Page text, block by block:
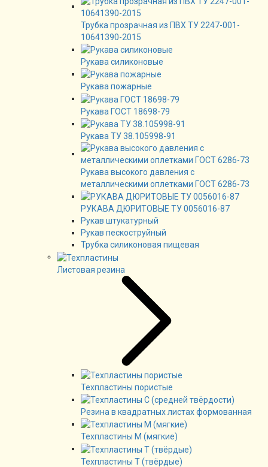
Трубка прозрачная из ПВХ ТУ 2247-001-
10641390-2015
Рукава силиконовые
Рукава пожарные
Рукава ГОСТ 18698-79
Рукава ТУ 38.105998-91
Рукава высокого давления с
металлическими оплетками ГОСТ 6286-73
РУКАВА ДЮРИТОВЫЕ ТУ 0056016-87
Рукав штукатурный
Рукав пескоструйный
Трубка силиконовая пищевая
Листовая резина
Техпластины пористые
Резина в квадратных листах формованная
Техпластины М (мягкие)
Техпластины Т (твёрдые)